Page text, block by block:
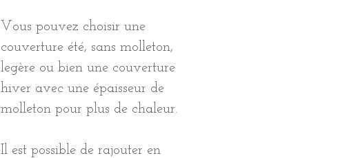
Vous pouvez choisir une
couverture été, sans molleton,
legère ou bien une couverture
hiver avec une épaisseur de
molleton pour plus de chaleur.
Il est possible de rajouter en